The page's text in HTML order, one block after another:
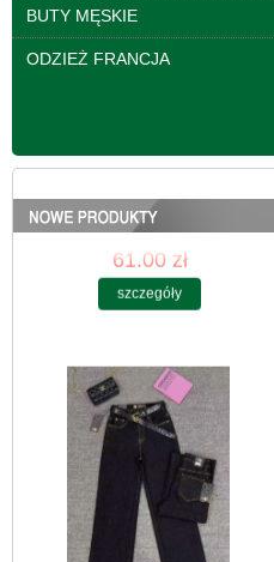
BUTY MĘSKIE
ODZIEŻ FRANCJA
Spodnie damskie
jeansy Roz 25-30, 1
szczegóły